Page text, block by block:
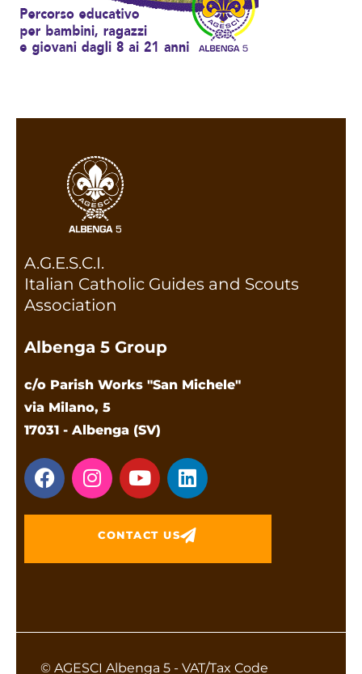
A.G.E.S.C.I.
Italian Catholic Guides and Scouts
Association
Albenga 5 Group
c/o Parish Works "San Michele"
via Milano, 5
17031 - Albenga (SV)
CONTACT US
© AGESCI Albenga 5 - VAT/Tax Code